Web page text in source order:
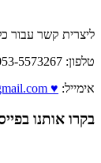
ליצרית קשר עבור
טלפון: 053-5573267
אימייל: ♥ betnuatn@gmail.com
בקרו אותנו